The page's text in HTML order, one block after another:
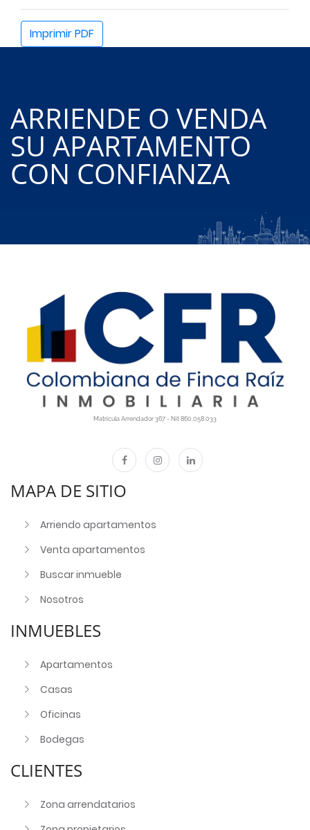
ARRIENDE O VENDA
SU APARTAMENTO
CON CONFIANZA
Matricula Arrendador 367 - Nit 860.058.033
MAPA DE SITIO
Arriendo apartamentos
Venta apartamentos
Buscar inmueble
Nosotros
INMUEBLES
Apartamentos
Casas
Oficinas
Bodegas
CLIENTES
Zona arrendatarios